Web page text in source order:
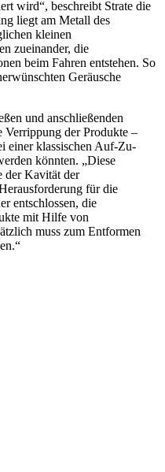
wird“, beschreibt Strate die
liegt am Metall des
kleinen
zueinander, die
beim Fahren entstehen. So
Geräusche
und anschließenden
Verrippung der Produkte –
einer klassischen Auf-Zu-
könnten. „Diese
der Kavität der
für die
entschlossen, die
mit Hilfe von
muss zum Entformen